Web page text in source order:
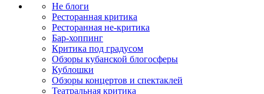
Не блоги
Ресторанная критика
Ресторанная не-критика
Бар-хоппинг
Критика под градусом
Обзоры кубанской блогосферы
Кублошки
Обзоры концертов и спектаклей
Театральная критика